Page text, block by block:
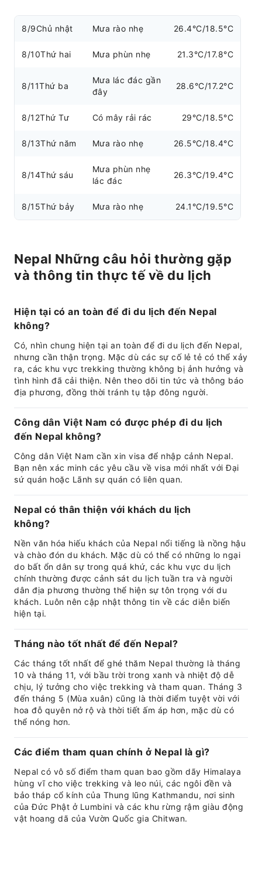
8/9Chủ nhật Mưa rào nhẹ 26.4°C/18.5°C
8/10Thứ hai Mưa phùn nhẹ 21.3°C/17.8°C
8/11Thứ ba
Mưa lác đác gần
đây
28.6°C/17.2°C
8/12Thứ Tư Có mây rải rác 29°C/18.5°C
8/13Thứ năm Mưa rào nhẹ 26.5°C/18.4°C
8/14Thứ sáu
Mưa phùn nhẹ
lác đác
26.3°C/19.4°C
8/15Thứ bảy Mưa rào nhẹ 24.1°C/19.5°C
Nepal Những câu hỏi thường gặp
và thông tin thực tế về du lịch
Hiện tại có an toàn để đi du lịch đến Nepal
không?
Có, nhìn chung hiện tại an toàn để đi du lịch đến Nepal,
nhưng cần thận trọng. Mặc dù các sự cố lẻ tẻ có thể xảy
ra, các khu vực trekking thường không bị ảnh hưởng và
tình hình đã cải thiện. Nên theo dõi tin tức và thông báo
địa phương, đồng thời tránh tụ tập đông người.
Công dân Việt Nam có được phép đi du lịch
đến Nepal không?
Công dân Việt Nam cần xin visa để nhập cảnh Nepal.
Bạn nên xác minh các yêu cầu về visa mới nhất với Đại
sứ quán hoặc Lãnh sự quán có liên quan.
Nepal có thân thiện với khách du lịch
không?
Nền văn hóa hiếu khách của Nepal nổi tiếng là nồng hậu
và chào đón du khách. Mặc dù có thể có những lo ngại
do bất ổn dân sự trong quá khứ, các khu vực du lịch
chính thường được cảnh sát du lịch tuần tra và người
dân địa phương thường thể hiện sự tôn trọng với du
khách. Luôn nên cập nhật thông tin về các diễn biến
hiện tại.
Tháng nào tốt nhất để đến Nepal?
Các tháng tốt nhất để ghé thăm Nepal thường là tháng
10 và tháng 11, với bầu trời trong xanh và nhiệt độ dễ
chịu, lý tưởng cho việc trekking và tham quan. Tháng 3
đến tháng 5 (Mùa xuân) cũng là thời điểm tuyệt vời với
hoa đỗ quyên nở rộ và thời tiết ấm áp hơn, mặc dù có
thể nóng hơn.
Các điểm tham quan chính ở Nepal là gì?
Nepal có vô số điểm tham quan bao gồm dãy Himalaya
hùng vĩ cho việc trekking và leo núi, các ngôi đền và
bảo tháp cổ kính của Thung lũng Kathmandu, nơi sinh
của Đức Phật ở Lumbini và các khu rừng rậm giàu động
vật hoang dã của Vườn Quốc gia Chitwan.